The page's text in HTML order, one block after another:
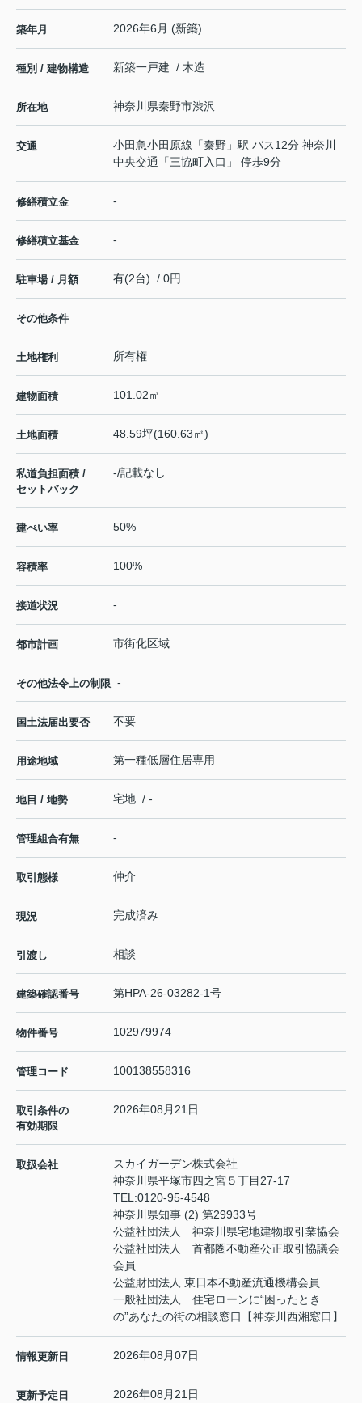
築年月 2026年6月 (新築)
種別 / 建物構造 新築一戸建 / 木造
所在地 神奈川県秦野市渋沢
交通 小田急小田原線 「秦野 」駅 バス12分 神奈川
中央交通「三協町入口」 停歩9分
修繕積立金 -
修繕積立基金 -
駐車場 / 月額 有(2台) / 0円
その他条件
土地権利 所有権
建物面積 101.02㎡
土地面積 48.59坪(160.63㎡)
私道負担面積 /
セットバック
-/記載なし
建ぺい率 50%
容積率 100%
接道状況 -
都市計画 市街化区域
その他法令上の制限 -
国土法届出要否 不要
用途地域 第一種低層住居専用
地目 / 地勢 宅地 / -
管理組合有無 -
取引態様 仲介
現況 完成済み
引渡し 相談
建築確認番号 第HPA-26-03282-1号
物件番号 102979974
管理コード 100138558316
取引条件の
有効期限
2026年08月21日
取扱会社
スカイガーデン株式会社
神奈川県平塚市四之宮５丁目27-17
TEL:0120-95-4548
神奈川県知事 (2) 第29933号
公益社団法人 神奈川県宅地建物取引業協会
公益社団法人 首都圏不動産公正取引協議会
会員
公益財団法人 東日本不動産流通機構会員
一般社団法人 住宅ローンに“困ったとき
の”あなたの街の相談窓口【神奈川西湘窓口】
情報更新日 2026年08月07日
更新予定日 2026年08月21日